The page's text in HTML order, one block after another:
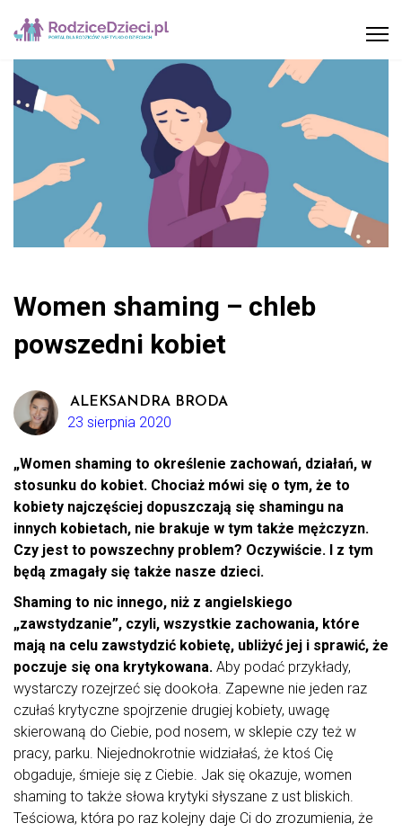
Women shaming – chleb
powszedni kobiet
ALEKSANDRA BRODA
23 sierpnia 2020
„Women shaming to określenie zachowań, działań, w
stosunku do kobiet. Chociaż mówi się o tym, że to
kobiety najczęściej dopuszczają się shamingu na
innych kobietach, nie brakuje w tym także mężczyzn.
Czy jest to powszechny problem? Oczywiście. I z tym
będą zmagały się także nasze dzieci.
Shaming to nic innego, niż z angielskiego
„zawstydzanie”, czyli, wszystkie zachowania, które
mają na celu zawstydzić kobietę, ubliżyć jej i sprawić, że
poczuje się ona krytykowana. Aby podać przykłady,
wystarczy rozejrzeć się dookoła. Zapewne nie jeden raz
czułaś krytyczne spojrzenie drugiej kobiety, uwagę
skierowaną do Ciebie, pod nosem, w sklepie czy też w
pracy, parku. Niejednokrotnie widziałaś, że ktoś Cię
obgaduje, śmieje się z Ciebie. Jak się okazuje, women
shaming to także słowa krytyki słyszane z ust bliskich.
Teściowa, która po raz kolejny daje Ci do zrozumienia, że